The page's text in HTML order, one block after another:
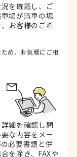
を確認し、ご
場が満車の場
お客様のご希
め、お気軽にご相
細を確認し問
な内容をメー
必要書類と併
を除き、FAXや